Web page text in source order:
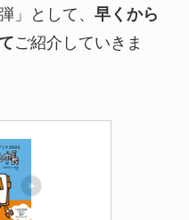
」として、 早くから
ご紹介していきま